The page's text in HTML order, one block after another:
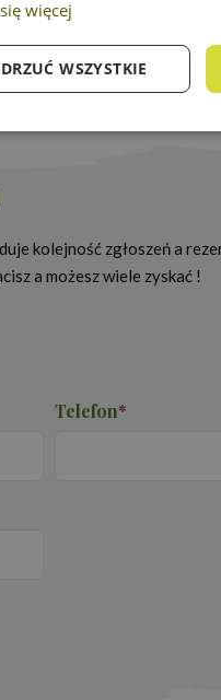
kolejność zgłoszeń a
a możesz wiele zyskać !
Telefon*
więcej
WSZYSTKIE